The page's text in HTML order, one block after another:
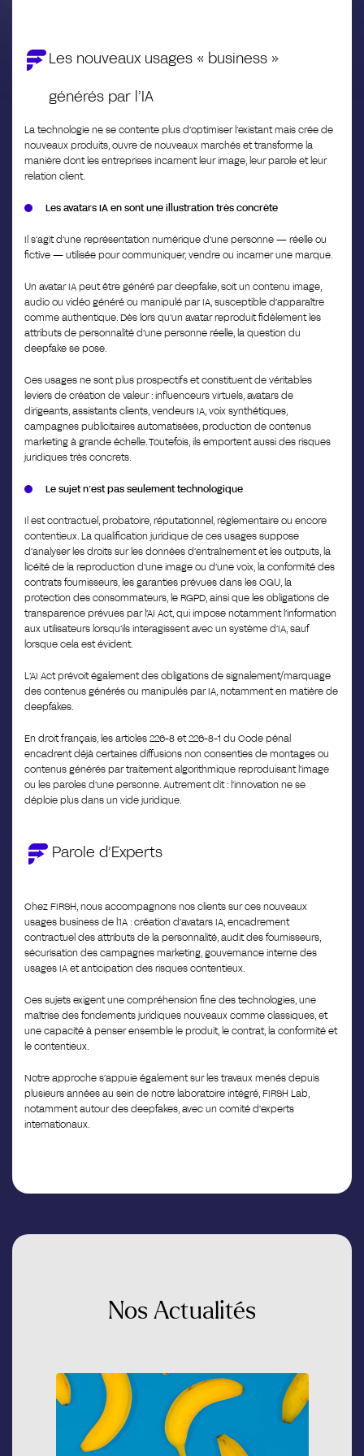
Les nouveaux usages « business »
générés par l’IA
La technologie ne se contente plus d’optimiser l’existant mais crée de
nouveaux produits, ouvre de nouveaux marchés et transforme la
manière dont les entreprises incarnent leur image, leur parole et leur
relation client.
Les avatars IA en sont une illustration très concrète
Il s’agit d’une représentation numérique d’une personne — réelle ou
fictive — utilisée pour communiquer, vendre ou incarner une marque.
Un avatar IA peut être généré par deepfake, soit un contenu image,
audio ou vidéo généré ou manipulé par IA, susceptible d’apparaître
comme authentique. Dès lors qu’un avatar reproduit fidèlement les
attributs de personnalité d’une personne réelle, la question du
deepfake se pose.
Ces usages ne sont plus prospectifs et constituent de véritables
leviers de création de valeur : influenceurs virtuels, avatars de
dirigeants, assistants clients, vendeurs IA, voix synthétiques,
campagnes publicitaires automatisées, production de contenus
marketing à grande échelle. Toutefois, ils emportent aussi des risques
juridiques très concrets.
Le sujet n’est pas seulement technologique
Il est contractuel, probatoire, réputationnel, réglementaire ou encore
contentieux. La qualification juridique de ces usages suppose
d’analyser les droits sur les données d’entraînement et les outputs, la
licéité de la reproduction d’une image ou d’une voix, la conformité des
contrats fournisseurs, les garanties prévues dans les CGU, la
protection des consommateurs, le RGPD, ainsi que les obligations de
transparence prévues par l’AI Act, qui impose notamment l’information
aux utilisateurs lorsqu’ils interagissent avec un système d’IA, sauf
lorsque cela est évident.
L’AI Act prévoit également des obligations de signalement/marquage
des contenus générés ou manipulés par IA, notamment en matière de
deepfakes.
En droit français, les articles 226-8 et 226-8-1 du Code pénal
encadrent déjà certaines diffusions non consenties de montages ou
contenus générés par traitement algorithmique reproduisant l’image
ou les paroles d’une personne. Autrement dit : l’innovation ne se
déploie plus dans un vide juridique.
Parole d’Experts
Chez FIRSH, nous accompagnons nos clients sur ces nouveaux
usages business de l’IA : création d’avatars IA, encadrement
contractuel des attributs de la personnalité, audit des fournisseurs,
sécurisation des campagnes marketing, gouvernance interne des
usages IA et anticipation des risques contentieux.
Ces sujets exigent une compréhension fine des technologies, une
maîtrise des fondements juridiques nouveaux comme classiques, et
une capacité à penser ensemble le produit, le contrat, la conformité et
le contentieux.
Notre approche s’appuie également sur les travaux menés depuis
plusieurs années au sein de notre laboratoire intégré, FIRSH Lab,
notamment autour des deepfakes, avec un comité d’experts
internationaux.
Nos Actualités